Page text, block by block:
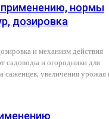
применению, нормы
дозировка
и механизм действия
садоводы и огородники для
саженцев, увеличения урожая